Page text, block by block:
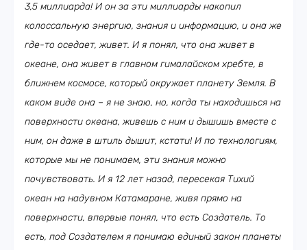
3,5 миллиарда! И он за эти миллиарды накопил
колоссальную энергию, знания и информацию, и она же
где-то оседает, живет. И я понял, что она живет в
океане, она живет в главном гималайском хребте, в
ближнем космосе, который окружает планету Земля. В
каком виде она – я не знаю, но, когда ты находишься на
поверхности океана, живешь с ним и дышишь вместе с
ним, он даже в штиль дышит, кстати! И по технологиям,
которые мы не понимаем, эти знания можно
почувствовать. И я 12 лет назад, пересекая Тихий
океан на надувном Катамаране, живя прямо на
поверхности, впервые понял, что есть Создатель. То
есть, под Создателем я понимаю единый закон планеты